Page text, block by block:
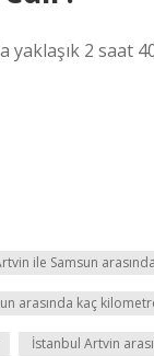
yaklaşık 2 saat
ile Samsun
arasında kaç
İstanbul Artvin